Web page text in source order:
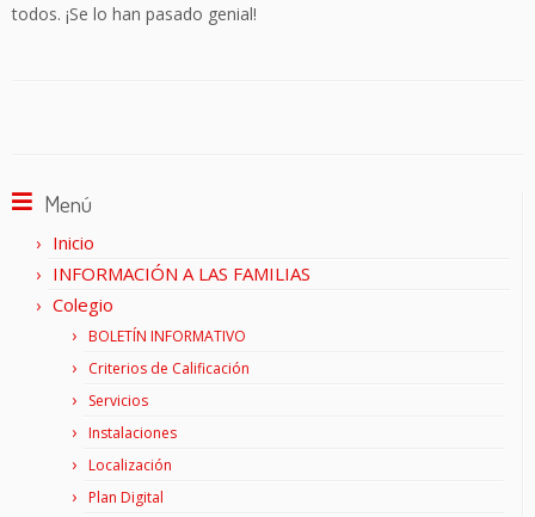
todos. ¡Se lo han pasado genial!
Menú
Inicio
INFORMACIÓN A LAS FAMILIAS
Colegio
BOLETÍN INFORMATIVO
Criterios de Calificación
Servicios
Instalaciones
Localización
Plan Digital